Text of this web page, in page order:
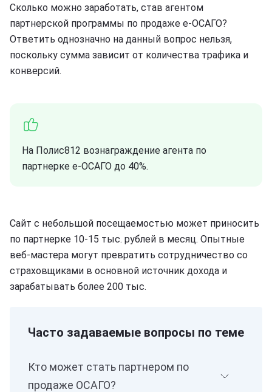
Сколько можно заработать, став агентом
партнерской программы по продаже е-ОСАГО?
Ответить однозначно на данный вопрос нельзя,
поскольку сумма зависит от количества трафика и
конверсий.
На Полис812 вознаграждение агента по
партнерке е-ОСАГО до 40%.
Сайт с небольшой посещаемостью может приносить
по партнерке 10-15 тыс. рублей в месяц. Опытные
веб-мастера могут превратить сотрудничество со
страховщиками в основной источник дохода и
зарабатывать более 200 тыс.
Часто задаваемые вопросы по теме
Кто может стать партнером по
продаже ОСАГО?